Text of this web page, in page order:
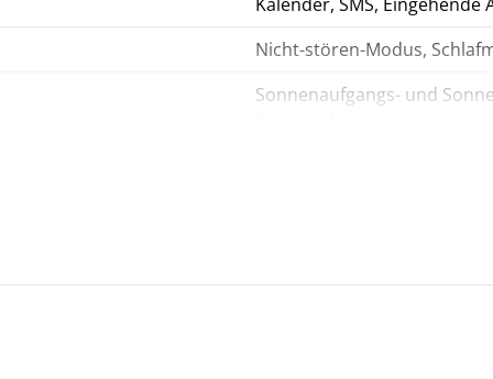
Nicht-stören-Modus,
Sonnenaufgangs- und
Seitenknopf, Touch-Screen